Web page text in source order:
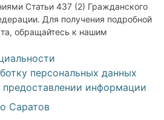
Статьи 437 (2) Гражданского
Для получения подробной
обращайтесь к нашим
персональных данных
информации
Саратов